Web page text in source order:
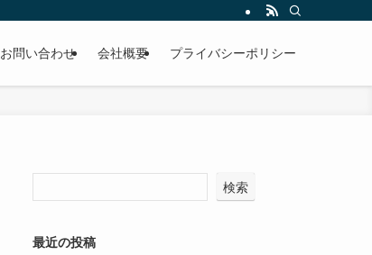
お問い合わせ 会社概要 プライバシーポリシー
検索
最近の投稿